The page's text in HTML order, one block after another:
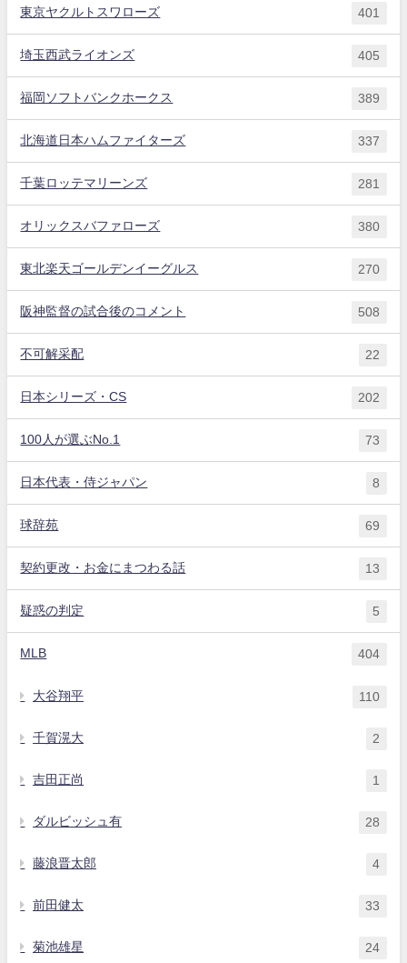
東京ヤクルトスワローズ 401
埼玉西武ライオンズ 405
福岡ソフトバンクホークス 389
北海道日本ハムファイターズ 337
千葉ロッテマリーンズ 281
オリックスバファローズ 380
東北楽天ゴールデンイーグルス 270
阪神監督の試合後のコメント 508
不可解采配 22
日本シリーズ・CS 202
100人が選ぶNo.1 73
日本代表・侍ジャパン 8
球辞苑 69
契約更改・お金にまつわる話 13
疑惑の判定 5
MLB 404
大谷翔平 110
千賀滉大 2
吉田正尚 1
ダルビッシュ有 28
藤浪晋太郎 4
前田健太 33
菊池雄星 24